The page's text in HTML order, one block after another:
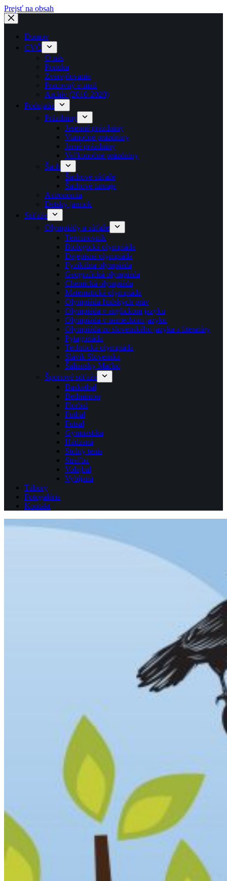
Prejsť na obsah
Domov
CVČ
O nás
Ponuka
Zverejňovanie
Pracovný e-mail
Archív (2010-2020)
Podujatia
Prázdniny
Jesenné prázdniny
Vianočné prázdniny
Jarné prázdniny
Veľkonočné prázdniny
Šach
Šachové súťaže
Šachové turnaje
Astronómia
Detský jarmok
Súťaže
Olympiády a súťaže
Termínovník
Biologická olympiáda
Dejepisná olympiáda
Fyzikálna olympiáda
Geografická olympiáda
Chemická olympiáda
Matematická olympiáda
Olympiáda ľudských práv
Olympiáda v anglickom jazyku
Olympiáda v nemeckom jazyku
Olympiáda zo slovenského jazyka a literatúry
Pytagoriáda
Technická olympiáda
Slávik Slovenska
Šaliansky Maťko
Športové súťaže
Basketbal
Bedminton
Florbal
Futbal
Futsal
Gymnastika
Hádzaná
Stolný tenis
Streľba
Volejbal
Vybíjaná
Tábory
Fotogaléria
Kontakt